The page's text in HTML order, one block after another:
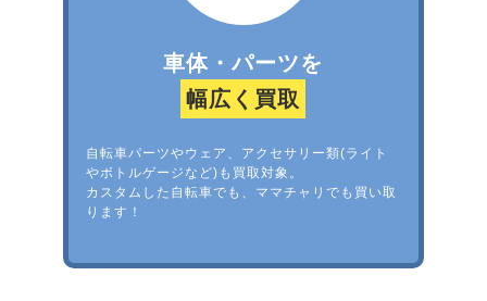
車体・パーツを
幅広く買取
自転車パーツやウェア、アクセサリー類(ライト
やボトルゲージなど)も買取対象。
カスタムした自転車でも、ママチャリでも買い取
ります！